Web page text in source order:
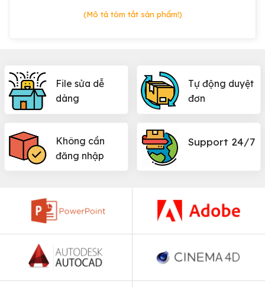
(Mô tả tóm tắt sản phẩm!)
File sửa dễ
dàng
Tự động duyệt
đơn
Không cần
đăng nhập
Support 24/7